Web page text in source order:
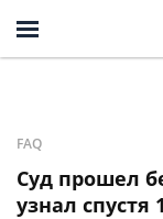
FAQ
Суд прошел
узнал спустя